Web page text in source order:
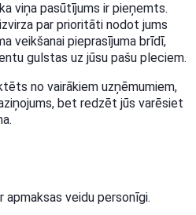
viņa pasūtījums ir pieņemts.
par prioritāti nodot jums
veikšanai pieprasījuma brīdī,
gulstas uz jūsu pašu pleciem.
no vairākiem uzņēmumiem,
bet redzēt jūs varēsiet
veidu personīgi.